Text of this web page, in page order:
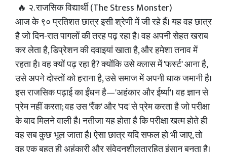
🔥 २. राजसिक विद्यार्थी (The Stress Monster)
आज के ९० प्रतिशत छात्र इसी श्रेणी में जी रहे हैं। यह वह छात्र
है जो दिन-रात पागलों की तरह पढ़ रहा है। वह अपनी सेहत खराब
कर लेता है, डिप्रेशन की दवाइयां खाता है, और हमेशा तनाव में
रहता है। वह क्यों पढ़ रहा है? क्योंकि उसे क्लास में 'फर्स्ट' आना है,
उसे अपने दोस्तों को हराना है, उसे समाज में अपनी धाक जमानी है।
इस राजसिक पढ़ाई का ईंधन है—'अहंकार और ईर्ष्या'। वह ज्ञान से
प्रेम नहीं करता; वह उस 'रैंक' और 'पद' से प्रेम करता है जो परीक्षा
के बाद मिलने वाली है। नतीजा यह होता है कि परीक्षा खत्म होते ही
वह सब कुछ भूल जाता है। ऐसा छात्र यदि सफल हो भी जाए, तो